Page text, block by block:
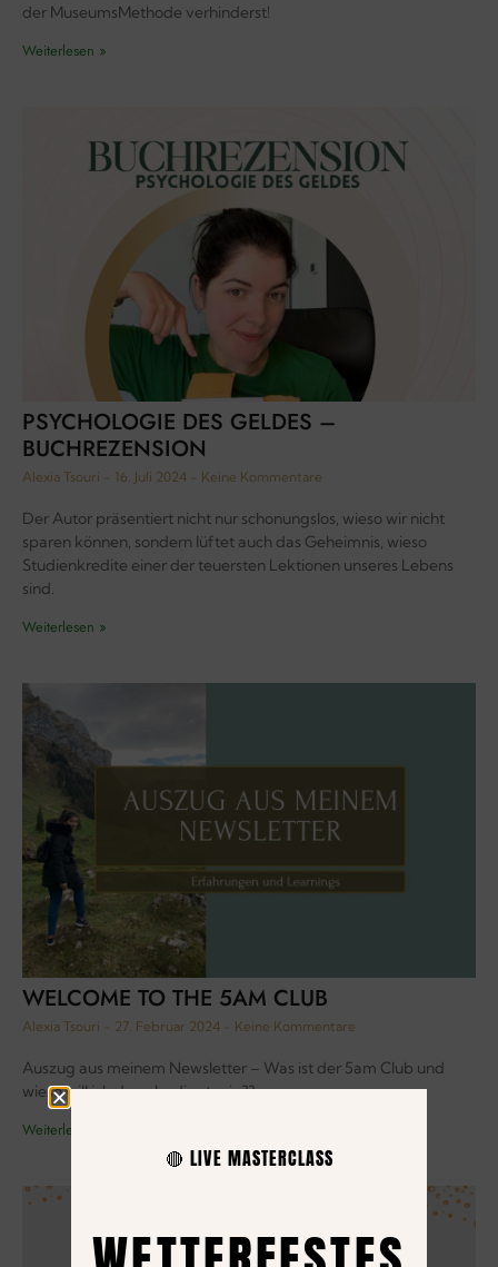
der MuseumsMethode verhinderst!
Weiterlesen »
PSYCHOLOGIE DES GELDES –
BUCHREZENSION
Alexia Tsouri 16. Juli 2024 Keine Kommentare
Der Autor präsentiert nicht nur schonungslos, wieso wir nicht
sparen können, sondern lüftet auch das Geheimnis, wieso
Studienkredite einer der teuersten Lektionen unseres Lebens
sind.
Weiterlesen »
WELCOME TO THE 5AM CLUB
Alexia Tsouri 27. Februar 2024 Keine Kommentare
Auszug aus meinem Newsletter – Was ist der 5am Club und
wieso will ich da unbedingt rein??
Weiterlesen »
🔴 LIVE MASTERCLASS